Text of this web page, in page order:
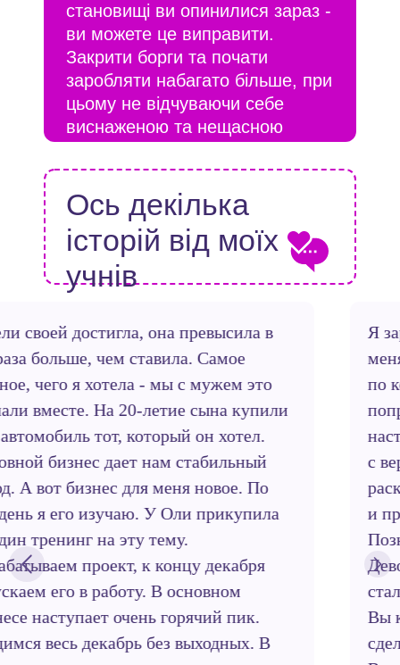
становищі ви опинилися зараз -
ви можете це виправити.
Закрити борги та почати
заробляти набагато більше, при
цьому не відчуваючи себе
виснаженою та нещасною
Ось декілька
історій від моїх
учнів
Я заработала 4000$, не выполнила цель. У
меня уже должен был заработать лендинг
по корпоративам - это была моя цель,
попробовать развить его. Все сделали и
настроили, возникла небольшая проблема
с версткой, сроки затянулись. Продолжаю
раскручивать группы Инстаграм. Реклама
и прочее. Очень рада, что прошла курс.
Познакомилась с интересными людьми!
Девочки, вы все молодцы. Некоторые
стали огромным примером для меня! Оля!
Вы крутая!!! Цель свою выполнила и
сделала даже больше, чем ожидала.